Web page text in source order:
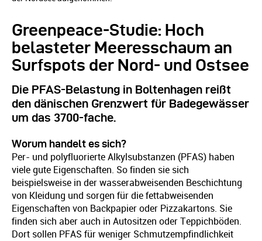
Greenpeace-Studie: Hoch
belasteter Meeresschaum an
Surfspots der Nord- und Ostsee
Die PFAS-Belastung in Boltenhagen reißt
den dänischen Grenzwert für Badegewässer
um das 3700-fache.
Worum handelt es sich?
Per- und polyfluorierte Alkylsubstanzen (PFAS) haben
viele gute Eigenschaften. So finden sie sich
beispielsweise in der wasserabweisenden Beschichtung
von Kleidung und sorgen für die fettabweisenden
Eigenschaften von Backpapier oder Pizzakartons. Sie
finden sich aber auch in Autositzen oder Teppichböden.
Dort sollen PFAS für weniger Schmutzempfindlichkeit